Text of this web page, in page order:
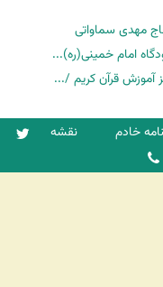
مهدی سماواتی
امام خمینی(ره)...
آموزش قرآن کریم /...
خادم نقشه